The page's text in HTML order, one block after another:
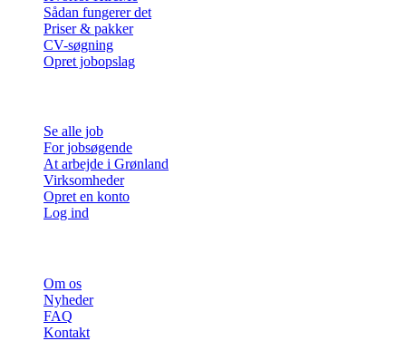
Sådan fungerer det
Priser & pakker
CV-søgning
Opret jobopslag
Se alle job
For jobsøgende
At arbejde i Grønland
Virksomheder
Opret en konto
Log ind
Om os
Nyheder
FAQ
Kontakt